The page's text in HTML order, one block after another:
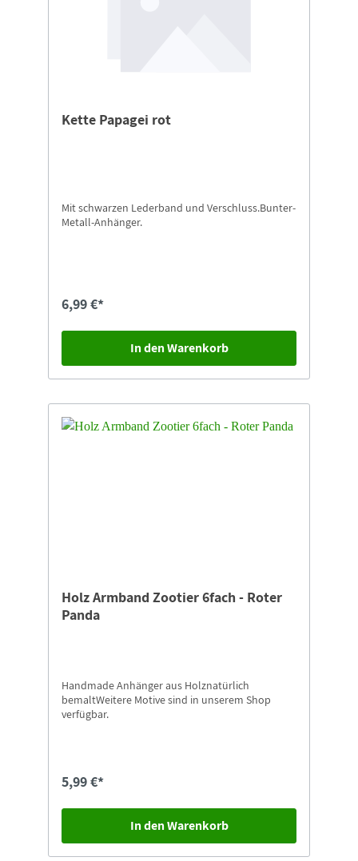
Kette Papagei rot
Mit schwarzen Lederband und Verschluss.Bunter-
Metall-Anhänger.
6,99 €*
In den Warenkorb
Holz Armband Zootier 6fach - Roter
Panda
Handmade Anhänger aus Holznatürlich
bemaltWeitere Motive sind in unserem Shop
verfügbar.
5,99 €*
In den Warenkorb